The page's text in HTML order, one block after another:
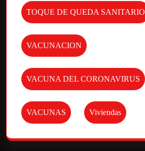
TOQUE DE QUEDA SANITARIO
VACUNACION
VACUNA DEL CORONAVIRUS
VACUNAS Viviendas